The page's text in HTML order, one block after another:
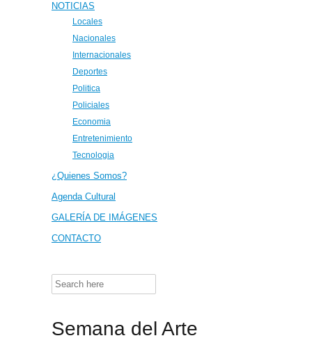
NOTICIAS
Locales
Nacionales
Internacionales
Deportes
Politica
Policiales
Economia
Entretenimiento
Tecnologia
¿Quienes Somos?
Agenda Cultural
GALERÍA DE IMÁGENES
CONTACTO
Search
for:
Semana del Arte